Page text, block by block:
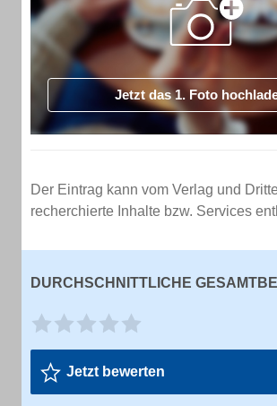
Jetzt das 1. Foto
Der Eintrag kann vom Verlag und
recherchierte Inhalte bzw. Services
DURCHSCHNITTLICHE
Jetzt bewerten